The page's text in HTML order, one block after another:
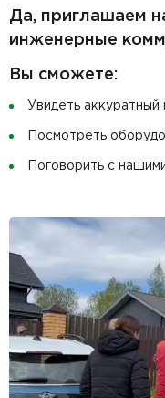
Да, приглашаем
инженерные
Вы сможете:
Увидеть
Посмотреть
Поговорить с